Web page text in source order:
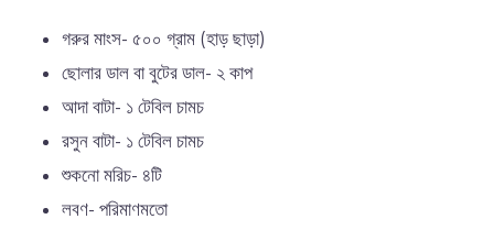
গরুর মাংস- ৫০০ গ্রাম (হাড় ছাড়া)
ছোলার ডাল বা বুটের ডাল- ২ কাপ
আদা বাটা- ১ টেবিল চামচ
রসুন বাটা- ১ টেবিল চামচ
শুকনো মরিচ- ৪টি
লবণ- পরিমাণমতো